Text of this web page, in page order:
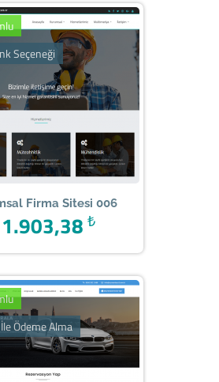
Seçeneği
Firma Sitesi 006
₺
1.903,38
Ödeme Alma